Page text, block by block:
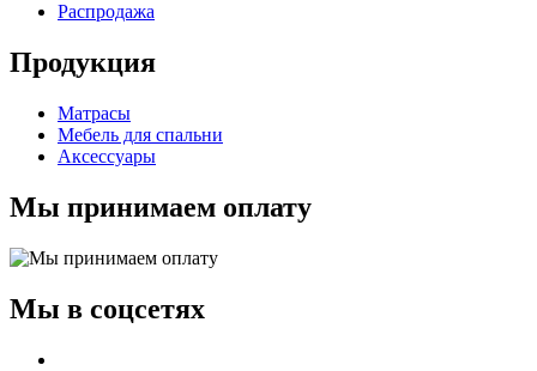
Распродажа
Продукция
Матрасы
Мебель для спальни
Аксессуары
Мы принимаем оплату
Мы в соцсетях